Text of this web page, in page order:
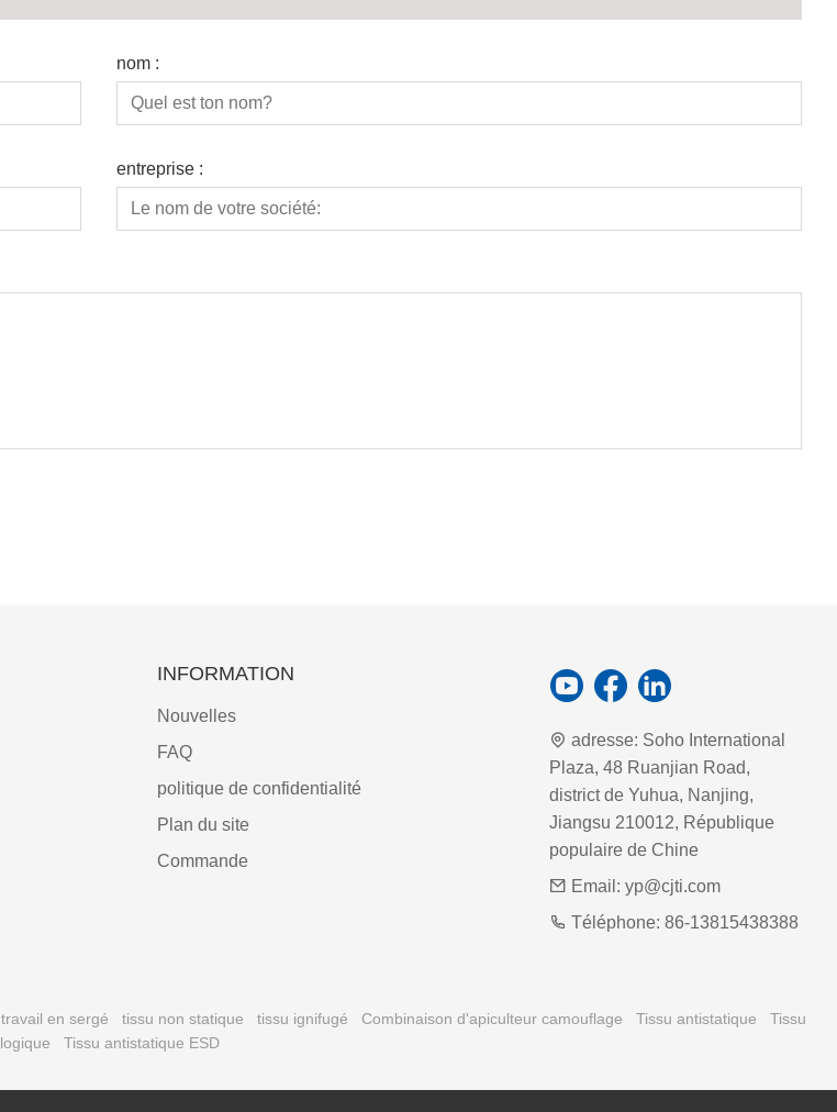
nom :
entreprise :
INFORMATION
Nouvelles
FAQ
politique de confidentialité
Plan du site
Commande
adresse: Soho International
Plaza, 48 Ruanjian Road,
district de Yuhua, Nanjing,
Jiangsu 210012, République
populaire de Chine
Email: yp@cjti.com
Téléphone: 86-13815438388
en sergé tissu non statique tissu ignifugé Combinaison d'apiculteur camouflage Tissu antistatique
Tissu
Tissu antistatique ESD